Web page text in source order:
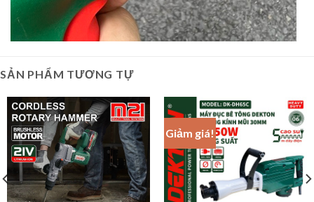
SẢN PHẨM TƯƠNG TỰ
Giảm giá!